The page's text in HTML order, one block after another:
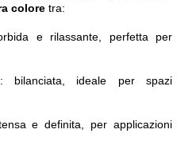
colore tra:
e rilassante, perfetta per
: bilanciata, ideale per spazi
e definita, per applicazioni